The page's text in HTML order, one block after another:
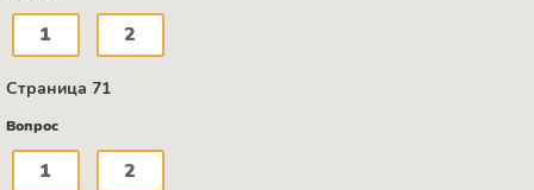
1 2
Страница 71
Вопрос
1 2